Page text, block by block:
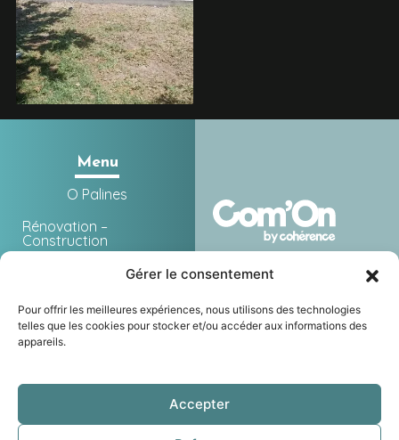
Gérer le consentement
Pour offrir les meilleures expériences, nous utilisons des technologies
telles que les cookies pour stocker et/ou accéder aux informations des
appareils.
Accepter
Menu
O Palines
Rénovation –
Construction
Laghetto
Équipements
Mentions légales